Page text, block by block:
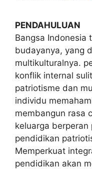
PENDAHULUAN
Bangsa Indonesia
budayanya, yang
multikulturalnya.
konflik internal
patriotisme dan
individu
membangun rasa
keluarga
pendidikan
Memperkuat
pendidikan akan